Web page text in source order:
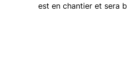
est en chantier et sera